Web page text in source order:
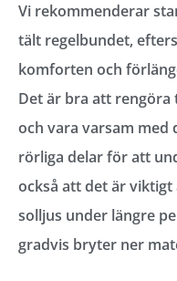
Vi rekommenderar
tält regelbundet,
komforten och
Det är bra att
och vara varsam med
rörliga delar för att
också att det är
solljus under längre
gradvis bryter ner